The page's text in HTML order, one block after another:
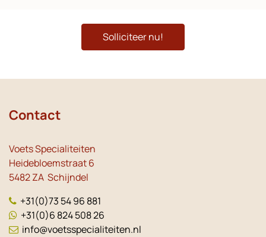
Solliciteer nu!
Contact
Voets Specialiteiten
Heidebloemstraat 6
5482 ZA Schijndel
+31(0)73 54 96 881
+31(0)6 824 508 26
info@voetsspecialiteiten.nl